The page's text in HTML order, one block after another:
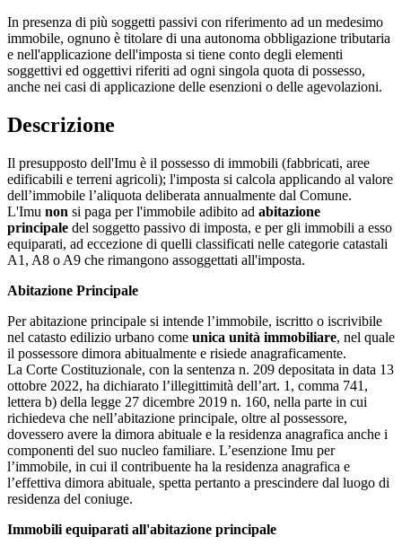
In presenza di più soggetti passivi con riferimento ad un medesimo
immobile, ognuno è titolare di una autonoma obbligazione tributaria
e nell'applicazione dell'imposta si tiene conto degli elementi
soggettivi ed oggettivi riferiti ad ogni singola quota di possesso,
anche nei casi di applicazione delle esenzioni o delle agevolazioni.
Descrizione
Il presupposto dell'Imu è il possesso di immobili (fabbricati, aree
edificabili e terreni agricoli); l'imposta si calcola applicando al valore
dell’immobile l’aliquota deliberata annualmente dal Comune.
L'Imu non si paga per l'immobile adibito ad abitazione
principale del soggetto passivo di imposta, e per gli immobili a esso
equiparati, ad eccezione di quelli classificati nelle categorie catastali
A1, A8 o A9 che rimangono assoggettati all'imposta.
Abitazione Principale
Per abitazione principale si intende l’immobile, iscritto o iscrivibile
nel catasto edilizio urbano come unica unità immobiliare, nel quale
il possessore dimora abitualmente e risiede anagraficamente.
La Corte Costituzionale, con la sentenza n. 209 depositata in data 13
ottobre 2022, ha dichiarato l’illegittimità dell’art. 1, comma 741,
lettera b) della legge 27 dicembre 2019 n. 160, nella parte in cui
richiedeva che nell’abitazione principale, oltre al possessore,
dovessero avere la dimora abituale e la residenza anagrafica anche i
componenti del suo nucleo familiare. L’esenzione Imu per
l’immobile, in cui il contribuente ha la residenza anagrafica e
l’effettiva dimora abituale, spetta pertanto a prescindere dal luogo di
residenza del coniuge.
Immobili equiparati all'abitazione principale